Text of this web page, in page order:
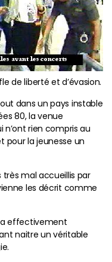
de liberté et d’évasion.
dans un pays instable
80, la venue
n’ont rien compris au
pour la jeunesse un
très mal accueillis par
les décrit comme
a effectivement
naitre un véritable